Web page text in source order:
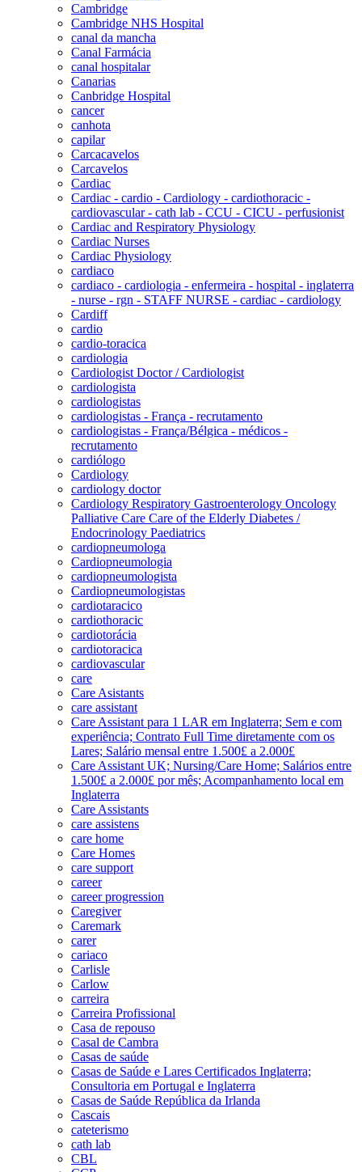
Cambridge
Cambridge NHS Hospital
canal da mancha
Canal Farmácia
canal hospitalar
Canarias
Canbridge Hospital
cancer
canhota
capilar
Carcacavelos
Carcavelos
Cardiac
Cardiac - cardio - Cardiology - cardiothoracic -
cardiovascular - cath lab - CCU - CICU - perfusionist
Cardiac and Respiratory Physiology
Cardiac Nurses
Cardiac Physiology
cardiaco
cardiaco - cardiologia - enfermeira - hospital - inglaterra
- nurse - rgn - STAFF NURSE - cardiac - cardiology
Cardiff
cardio
cardio-toracica
cardiologia
Cardiologist Doctor / Cardiologist
cardiologista
cardiologistas
cardiologistas - França - recrutamento
cardiologistas - França/Bélgica - médicos -
recrutamento
cardiólogo
Cardiology
cardiology doctor
Cardiology Respiratory Gastroenterology Oncology
Palliative Care Care of the Elderly Diabetes /
Endocrinology Paediatrics
cardiopneumologa
Cardiopneumologia
cardiopneumologista
Cardiopneumologistas
cardiotaracico
cardiothoracic
cardiotorácia
cardiotoracica
cardiovascular
care
Care Asistants
care assistant
Care Assistant para 1 LAR em Inglaterra; Sem e com
experiência; Contrato Full Time diretamente com os
Lares; Salário mensal entre 1.500£ a 2.000£
Care Assistant UK; Nursing/Care Home; Salários entre
1.500£ a 2.000£ por mês; Acompanhamento local em
Inglaterra
Care Assistants
care assistens
care home
Care Homes
care support
career
career progression
Caregiver
Caremark
carer
cariaco
Carlisle
Carlow
carreira
Carreira Profissional
Casa de repouso
Casal de Cambra
Casas de saúde
Casas de Saúde e Lares Certificados Inglaterra;
Consultoria em Portugal e Inglaterra
Casas de Saúde República da Irlanda
Cascais
cateterismo
cath lab
CBL